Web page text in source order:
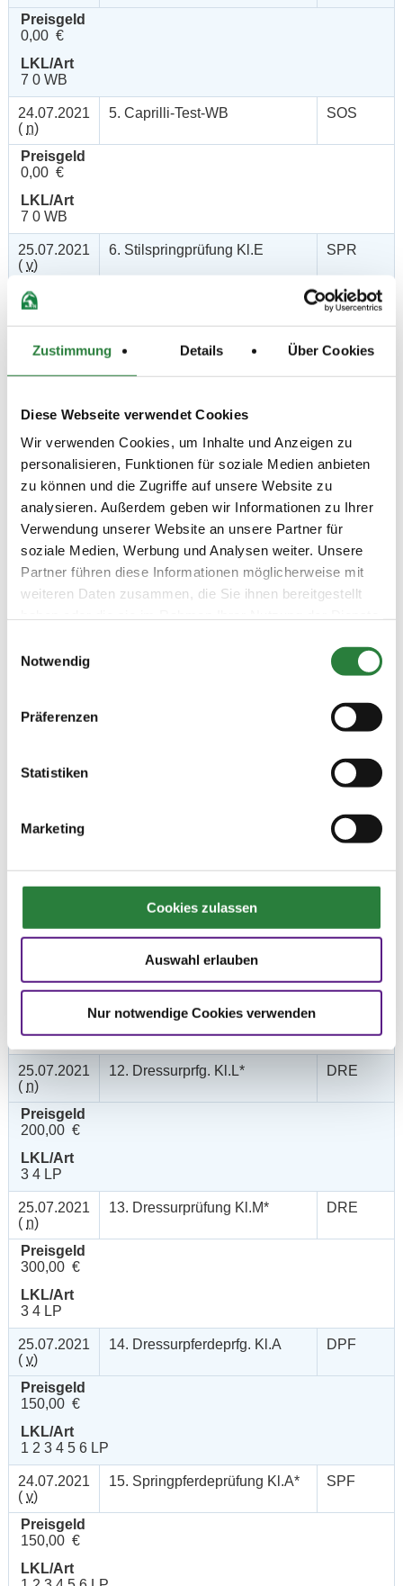
Zustimmung Details Über Cookies
Diese Webseite verwendet Cookies
Wir verwenden Cookies, um Inhalte und Anzeigen zu
personalisieren, Funktionen für soziale Medien anbieten
zu können und die Zugriffe auf unsere Website zu
analysieren. Außerdem geben wir Informationen zu Ihrer
Verwendung unserer Website an unsere Partner für
soziale Medien, Werbung und Analysen weiter. Unsere
Partner führen diese Informationen möglicherweise mit
weiteren Daten zusammen, die Sie ihnen bereitgestellt
Notwendig
Präferenzen
Statistiken
Marketing
Cookies zulassen
Auswahl erlauben
Nur notwendige Cookies verwenden
Preisgeld
0,00 €
LKL/Art
7 0 WB
24.07.2021
( n)
5. Caprilli-Test-WB SOS
Preisgeld
0,00 €
LKL/Art
7 0 WB
25.07.2021
( v)
6. Stilspringprüfung Kl.E SPR
Preisgeld
100,00 €
6 7 LP
100,00 €
LKL/Art
6 7 LP
24.07.2021
( v)
8. Dressurprüfung Kl.E DRE
Preisgeld
24.07.2021
DRE
150,00 €
4 5 6 LP
Preisgeld
LKL/Art
25.07.2021
11. Dressurprfg. Kl.L* - Tr. DRE
Preisgeld
200,00 €
4 5 LP
25.07.2021
( n)
12. Dressurprfg. Kl.L* DRE
Preisgeld
200,00 €
LKL/Art
3 4 LP
25.07.2021
( n)
13. Dressurprüfung Kl.M* DRE
Preisgeld
300,00 €
LKL/Art
3 4 LP
25.07.2021
( v)
14. Dressurpferdeprfg. Kl.A DPF
Preisgeld
150,00 €
LKL/Art
1 2 3 4 5 6 LP
24.07.2021
( v)
15. Springpferdeprüfung Kl.A* SPF
Preisgeld
150,00 €
LKL/Art